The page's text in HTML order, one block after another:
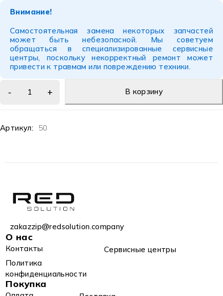
Внимание!
Самостоятельная замена некоторых запчастей
может быть небезопасной. Мы советуем
обращаться в специализированные сервисные
центры, поскольку некорректный ремонт может
привести к травмам или повреждению техники.
В корзину
Артикул: 50
zakazzip@redsolution.company
О нас
Контакты
Сервисные центры
Политика
конфиденциальности
Покупка